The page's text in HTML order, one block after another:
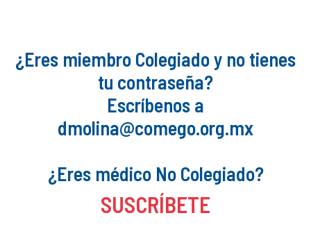
¿Eres miembro Colegiado y no tienes
tu contraseña?
Escríbenos a
dmolina@comego.org.mx
¿Eres médico No Colegiado?
SUSCRÍBETE